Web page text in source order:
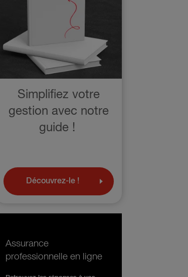
Simplifiez votre
gestion avec notre
guide !
Découvrez-le !
Assurance
professionnelle en ligne